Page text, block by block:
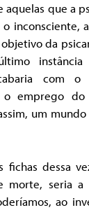
aquelas que a
inconsciente,
da
com
o emprego
um
fichas dessa
morte, seria a
ao